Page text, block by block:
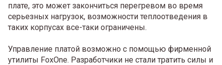
плате, это может закончиться перегревом во время
серьезных нагрузок, возможности теплоотведения в
таких корпусах все-таки ограничены.
Управление платой возможно с помощью фирменной
утилиты FoxOne. Разработчики не стали тратить силы и